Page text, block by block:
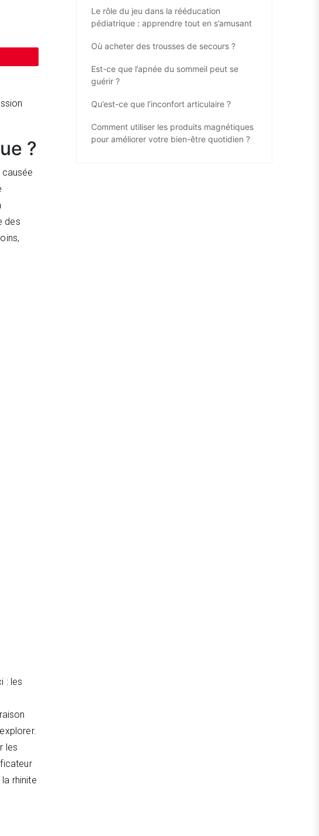
?
des
: les
les
rhinite
Le rôle du jeu dans la rééducation
pédiatrique : apprendre tout en s’amusant
Où acheter des trousses de secours ?
Est-ce que l’apnée du sommeil peut se
guérir ?
Qu’est-ce que l’inconfort articulaire ?
Comment utiliser les produits magnétiques
pour améliorer votre bien-être quotidien ?